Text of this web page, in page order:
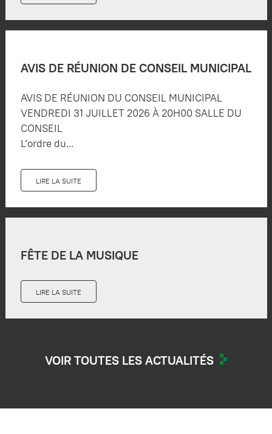
AVIS DE RÉUNION DE CONSEIL MUNICIPAL
AVIS DE RÉUNION DU CONSEIL MUNICIPAL
VENDREDI 31 JUILLET 2026 À 20H00 SALLE DU
CONSEIL
L’ordre du...
LIRE LA SUITE
FÊTE DE LA MUSIQUE
LIRE LA SUITE
VOIR TOUTES LES ACTUALITÉS